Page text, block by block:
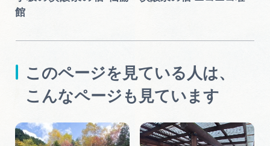
館
このページを見ている人は、
こんなページも見ています